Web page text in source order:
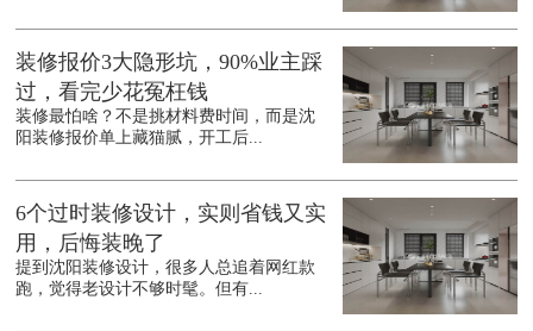
装修报价3大隐形坑，90%业主踩
过，看完少花冤枉钱
装修最怕啥？不是挑材料费时间，而是沈
阳装修报价单上藏猫腻，开工后...
6个过时装修设计，实则省钱又实
用，后悔装晚了
提到沈阳装修设计，很多人总追着网红款
跑，觉得老设计不够时髦。但有...